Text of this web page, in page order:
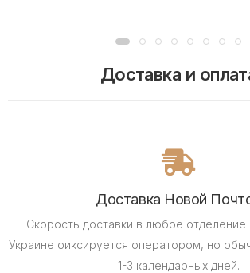
Доставка и
Доставка Новой
Скорость доставки в любое
Украине фиксируется оператором, но
1-3 календарных дней.